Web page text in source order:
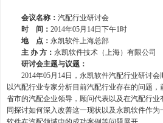
会议名称： 汽配行业研讨会
时 间： 2014年05月14日下午1时
地 点： 永凯软件上海总部
主 办 方： 永凯软件技术（上海）有限公司
研讨会主题与议题：
2014年05月14日，永凯软件汽配行业研讨会
以汽配行业专家分析目前汽配行业存在的问题
省市的汽配企业领导，顾问代表以及在汽配行
同探讨如何深入改善这一现状以及永凯软件作为